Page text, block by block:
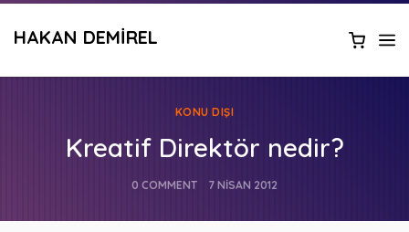
HAKAN DEMIREL
KONU DIŞI
Kreatif Direktör nedir?
0 COMMENT 7 NISAN 2012